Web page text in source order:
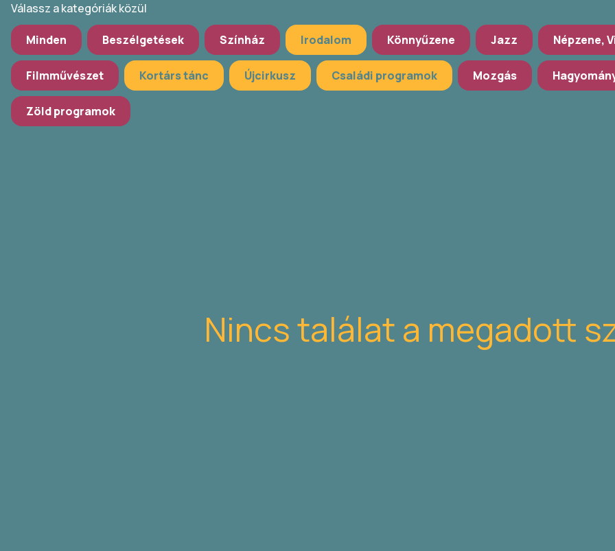
Válassz a kategóriák közül
Minden Beszélgetések Színház Irodalom Könnyűzene Jazz Népzene,
Filmművészet Kortárs tánc Újcirkusz Családi programok Mozgás
Zöld programok
Nincs találat a megadott